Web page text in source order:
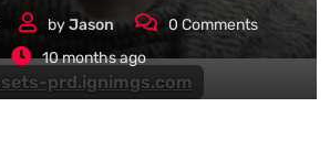
prd.ignimgs.com
byJason 0 Comments
10 months ago